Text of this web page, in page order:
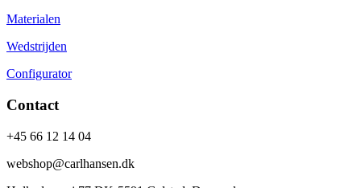
Materialen
Wedstrijden
Configurator
Contact
+45 66 12 14 04
webshop@carlhansen.dk